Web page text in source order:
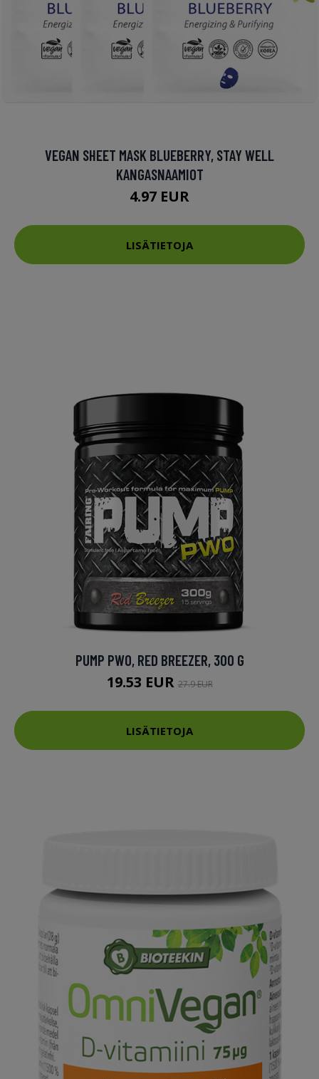
VEGAN SHEET MASK BLUEBERRY, STAY WELL
KANGASNAAMIOT
4.97 EUR
LISÄTIETOJA
PUMP PWO, RED BREEZER, 300 G
19.53 EUR27.9 EUR
LISÄTIETOJA